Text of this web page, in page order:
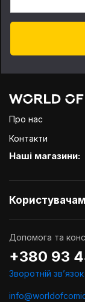
Про нас
Контакти
Наші магазини:
Користувачам
Допомога та
+380 93
Зворотній звʼязок